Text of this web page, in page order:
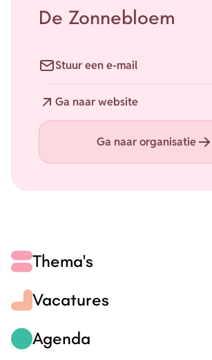
De Zonnebloem
Stuur een e-mail
Ga naar website
Ga naar organisatie
Thema's
Vacatures
Agenda